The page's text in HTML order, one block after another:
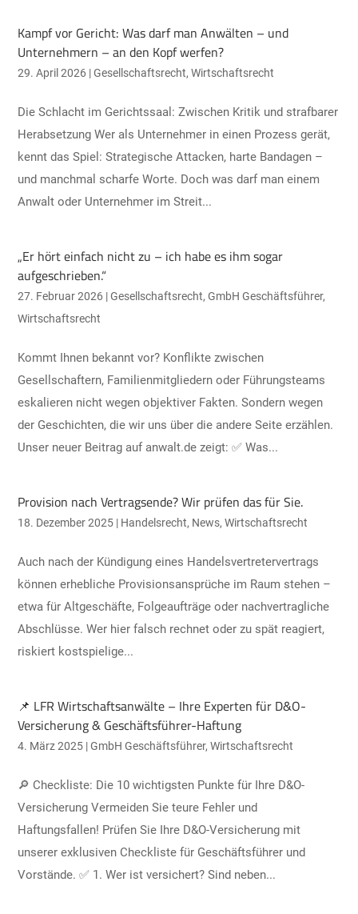
Kampf vor Gericht: Was darf man Anwälten – und
Unternehmern – an den Kopf werfen?
29. April 2026 |Gesellschaftsrecht,Wirtschaftsrecht
Die Schlacht im Gerichtssaal: Zwischen Kritik und strafbarer
Herabsetzung Wer als Unternehmer in einen Prozess gerät,
kennt das Spiel: Strategische Attacken, harte Bandagen –
und manchmal scharfe Worte. Doch was darf man einem
Anwalt oder Unternehmer im Streit...
„Er hört einfach nicht zu – ich habe es ihm sogar
aufgeschrieben.“
27. Februar 2026 |Gesellschaftsrecht,GmbH Geschäftsführer,
Wirtschaftsrecht
Kommt Ihnen bekannt vor? Konflikte zwischen
Gesellschaftern, Familienmitgliedern oder Führungsteams
eskalieren nicht wegen objektiver Fakten. Sondern wegen
der Geschichten, die wir uns über die andere Seite erzählen.
Unser neuer Beitrag auf anwalt.de zeigt: ✅ Was...
Provision nach Vertragsende? Wir prüfen das für Sie.
18. Dezember 2025 | Handelsrecht, News,Wirtschaftsrecht
Auch nach der Kündigung eines Handelsvertretervertrags
können erhebliche Provisionsansprüche im Raum stehen –
etwa für Altgeschäfte, Folgeaufträge oder nachvertragliche
Abschlüsse. Wer hier falsch rechnet oder zu spät reagiert,
riskiert kostspielige...
📌 LFR Wirtschaftsanwälte – Ihre Experten für D&O-
Versicherung & Geschäftsführer-Haftung
4. März 2025 |GmbH Geschäftsführer,Wirtschaftsrecht
🔎 Checkliste: Die 10 wichtigsten Punkte für Ihre D&O-
Versicherung Vermeiden Sie teure Fehler und
Haftungsfallen! Prüfen Sie Ihre D&O-Versicherung mit
unserer exklusiven Checkliste für Geschäftsführer und
Vorstände. ✅ 1. Wer ist versichert? Sind neben...